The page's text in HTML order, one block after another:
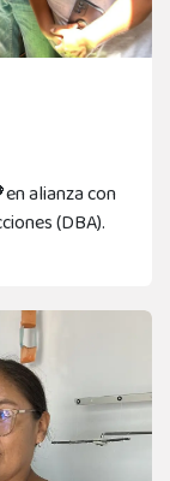
alianza con
(DBA).